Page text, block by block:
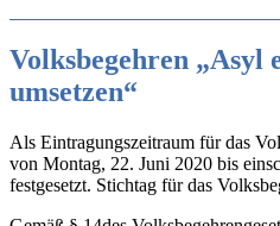
Volksbegehren „Asyl
umsetzen“
Als Eintragungszeitraum für das
von Montag, 22. Juni 2020 bis
festgesetzt. Stichtag für das